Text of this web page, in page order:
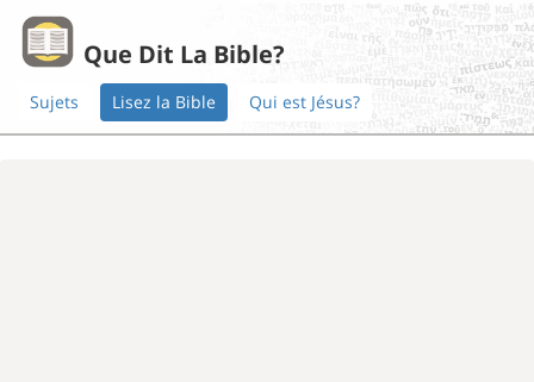
Que Dit La Bible?
Sujets Lisez la Bible Qui est Jésus?